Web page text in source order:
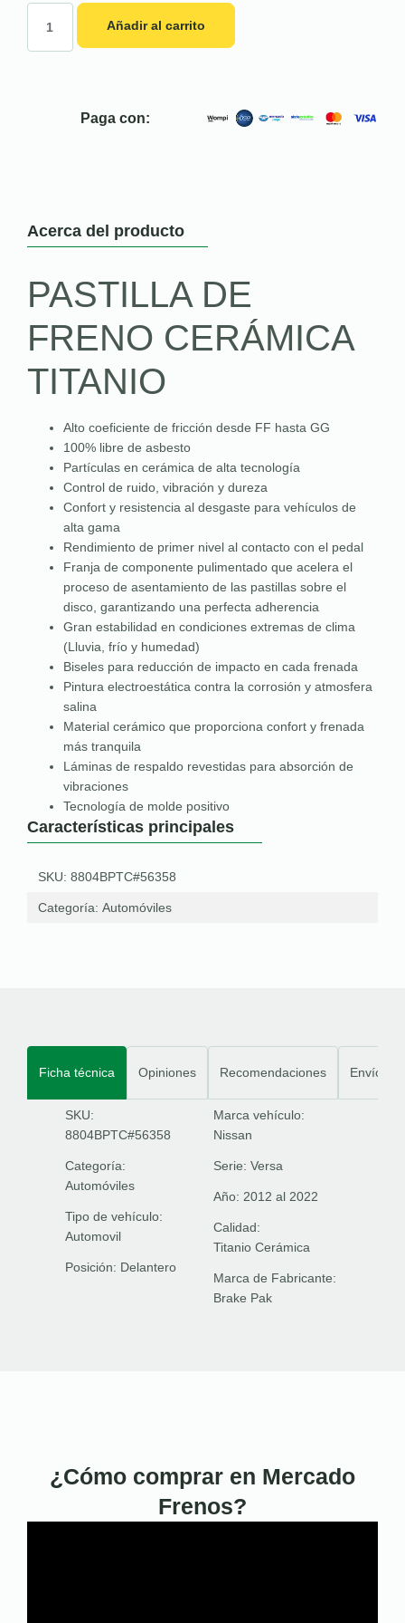
Añadir al carrito
Paga con:
Acerca del producto
PASTILLA DE
FRENO CERÁMICA
TITANIO
Alto coeficiente de fricción desde FF hasta GG
100% libre de asbesto
Partículas en cerámica de alta tecnología
Control de ruido, vibración y dureza
Confort y resistencia al desgaste para vehículos de
alta gama
Rendimiento de primer nivel al contacto con el pedal
Franja de componente pulimentado que acelera el
proceso de asentamiento de las pastillas sobre el
disco, garantizando una perfecta adherencia
Gran estabilidad en condiciones extremas de clima
(Lluvia, frío y humedad)
Biseles para reducción de impacto en cada frenada
Pintura electroestática contra la corrosión y atmosfera
salina
Material cerámico que proporciona confort y frenada
más tranquila
Láminas de respaldo revestidas para absorción de
vibraciones
Tecnología de molde positivo
Características principales
SKU: 8804BPTC#56358
Categoría: Automóviles
Ficha técnica Opiniones Recomendaciones Envíos
SKU:
8804BPTC#56358
Categoría:
Automóviles
Tipo de vehículo:
Automovil
Posición: Delantero
Marca vehículo:
Nissan
Serie: Versa
Año: 2012 al 2022
Calidad:
Titanio Cerámica
Marca de Fabricante:
Brake Pak
¿Cómo comprar en Mercado
Frenos?